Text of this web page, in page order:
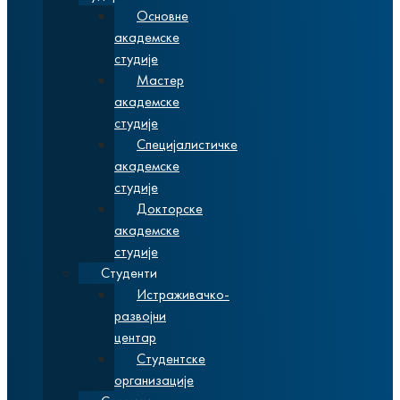
Основне
академске
студије
Мастер
академске
студије
Специјалистичке
академске
студије
Докторске
академске
студије
Студенти
Истраживачко-
развојни
центар
Студентске
организације